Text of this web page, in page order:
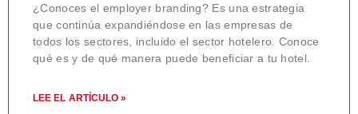
¿Conoces el employer branding? Es una estrategia
que continúa expandiéndose en las empresas de
todos los sectores, incluido el sector hotelero. Conoce
qué es y de qué manera puede beneficiar a tu hotel.
LEE EL ARTÍCULO »